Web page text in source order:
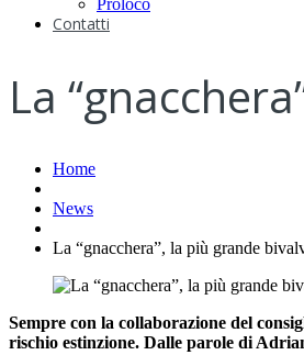
Proloco
Contatti
La
Home
News
La “gnacchera”, la più grande
Sempre con la collaborazione del
rischio estinzione. Dalle parole di